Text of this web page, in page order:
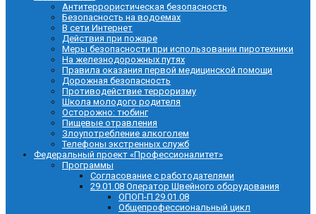
Антитеррористическая безопасность
Безопасность на водоемах
В сети Интернет
Действия при пожаре
Меры безопасности при использовании пиротехники
На железнодорожных путях
Правила оказания первой медицинской помощи
Дорожная безопасность
Противодействие терроризму
Школа молодого родителя
Осторожно: тюбинг
Пищевые отравления
Злоупотребление алкоголем
Телефоны экстренных служб
Федеральный проект «Профессионалитет»
Программы
Согласование с работодателями
29.01.08 Оператор Швейного оборудования
ОПОП-П 29.01.08
Общепрофессиональный цикл